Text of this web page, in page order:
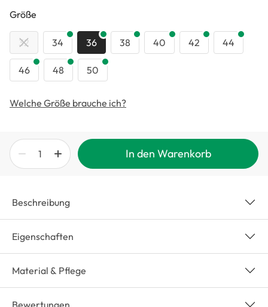
Größe
32 34 36 38 40 42 44
46 48 50
Welche Größe brauche ich?
In den Warenkorb
Beschreibung
Eigenschaften
Material & Pflege